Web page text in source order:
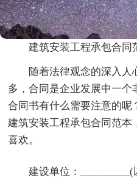
建筑安装工程承包合同
随着法律观念的深入人
多，合同是企业发展中一个
合同书有什么需要注意的呢
建筑安装工程承包合同范本
喜欢。
建设单位：